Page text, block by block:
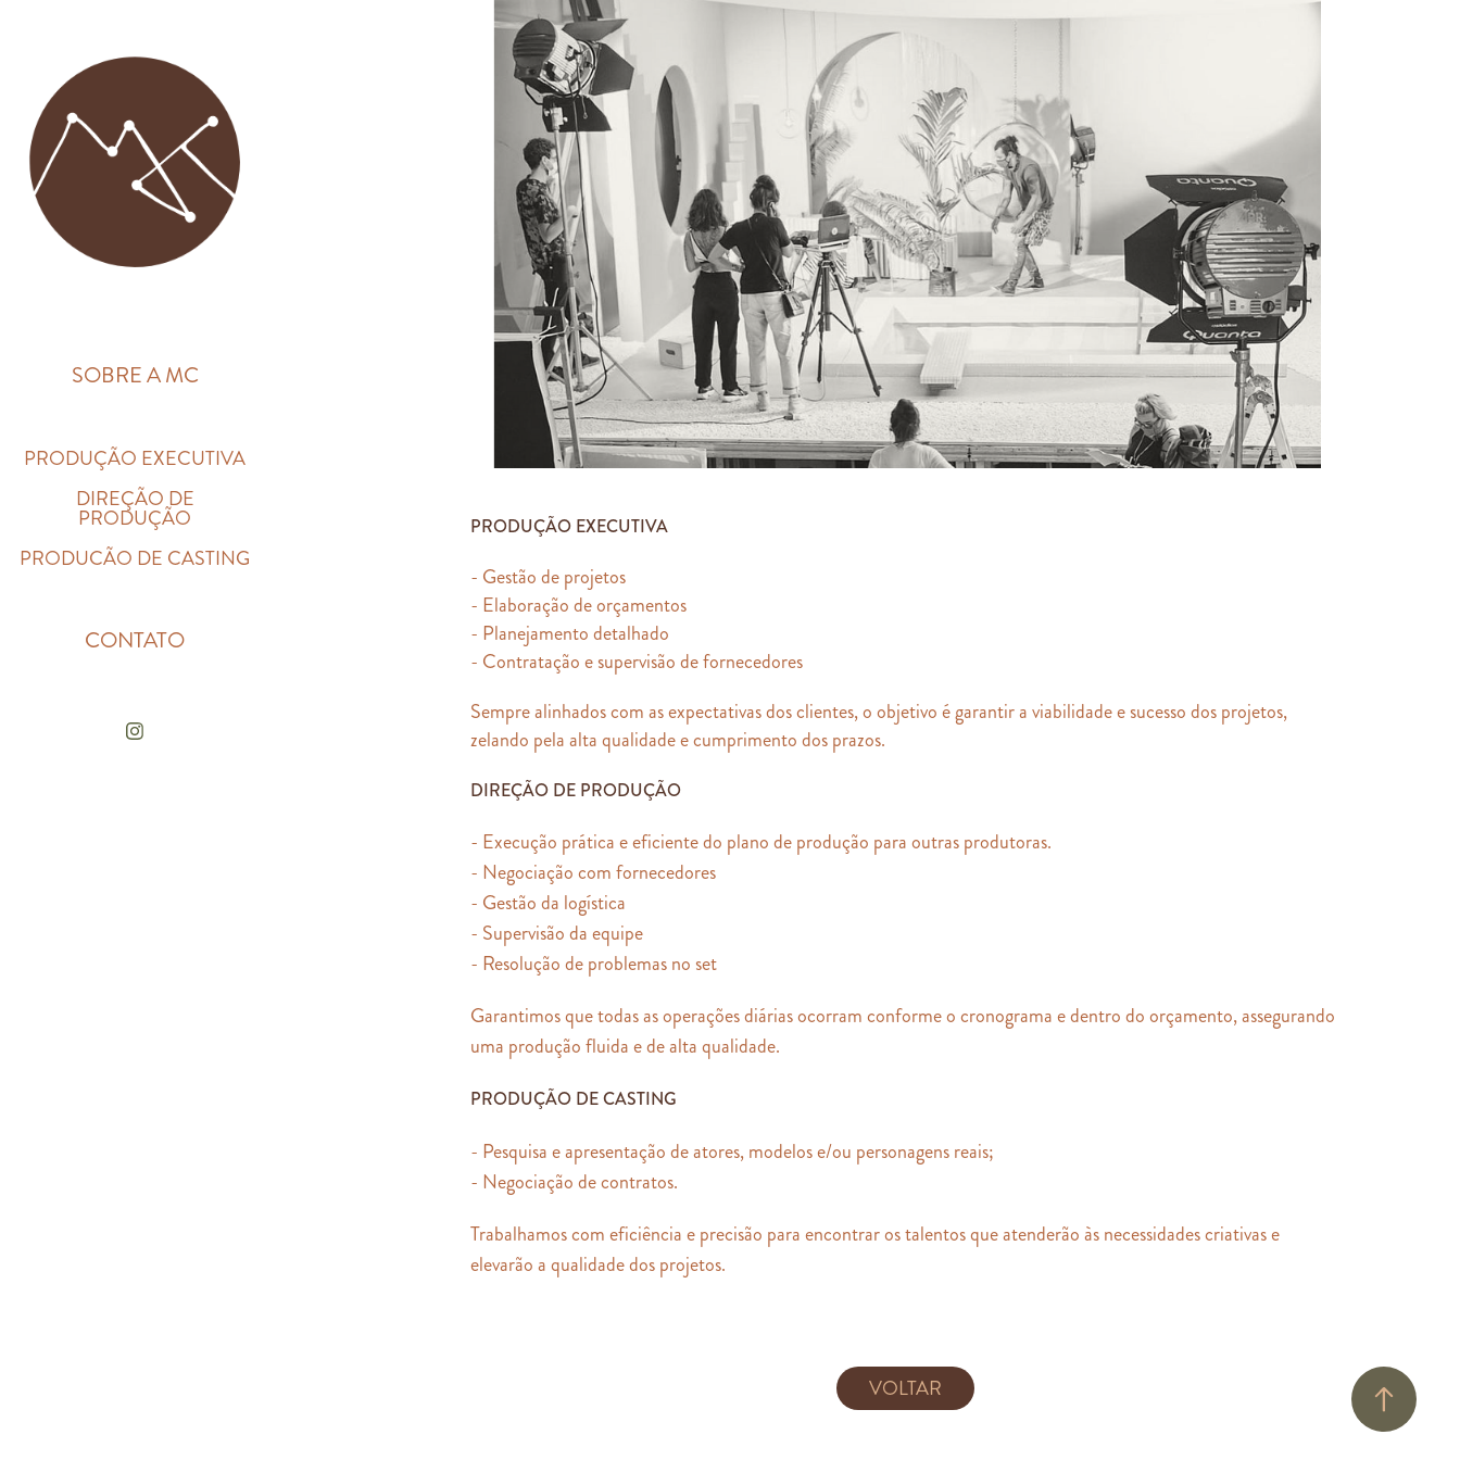
SOBRE A MC
PRODUÇÃO EXECUTIVA
DIREÇÃO DE
PRODUÇÃO
PRODUCÃO DE CASTING
CONTATO
PRODUÇÃO EXECUTIVA
- Gestão de projetos
- Elaboração de orçamentos
- Planejamento detalhado
- Contratação e supervisão de fornecedores
Sempre alinhados com as expectativas dos clientes, o objetivo é garantir a viabilidade e sucesso dos projetos,
zelando pela alta qualidade e cumprimento dos prazos.
DIREÇÃO DE PRODUÇÃO
- Execução prática e eficiente do plano de produção para outras produtoras.
- Negociação com fornecedores
- Gestão da logística
- Supervisão da equipe
- Resolução de problemas no set
Garantimos que todas as operações diárias ocorram conforme o cronograma e dentro do orçamento, assegurando
uma produção fluida e de alta qualidade.
PRODUÇÃO DE CASTING
- Pesquisa e apresentação de atores, modelos e/ou personagens reais;
- Negociação de contratos.
Trabalhamos com eficiência e precisão para encontrar os talentos que atenderão às necessidades criativas e
elevarão a qualidade dos projetos.
VOLTAR